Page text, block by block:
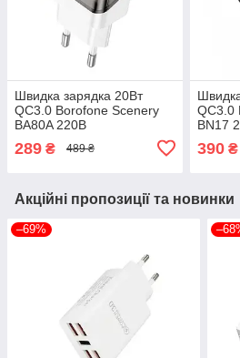
Швидка зарядка 20Вт
QC3.0 Borofone Scenery
BA80A 220В
289 ₴ 489 ₴
QC3.0
BN17
390₴
Акційні пропозиції та новинки
–69%